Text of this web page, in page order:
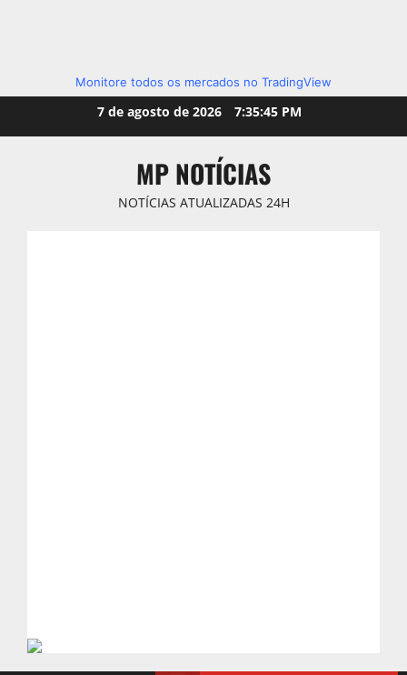
Monitore todos os mercados no TradingView
7 de agosto de 2026 7:35:46 PM
MP NOTÍCIAS
NOTÍCIAS ATUALIZADAS 24H